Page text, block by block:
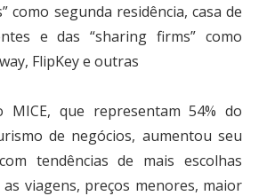
como segunda residência, casa de
e das “sharing firms” como
FlipKey e outras
que representam 54% do
de negócios, aumentou seu
tendências de mais escolhas
viagens, preços menores, maior